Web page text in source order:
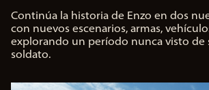
ere
nci
a
de
os a
Continúa la historia de Enzo en dos
con nuevos escenarios, armas,
explorando un período nunca visto de
soldato.